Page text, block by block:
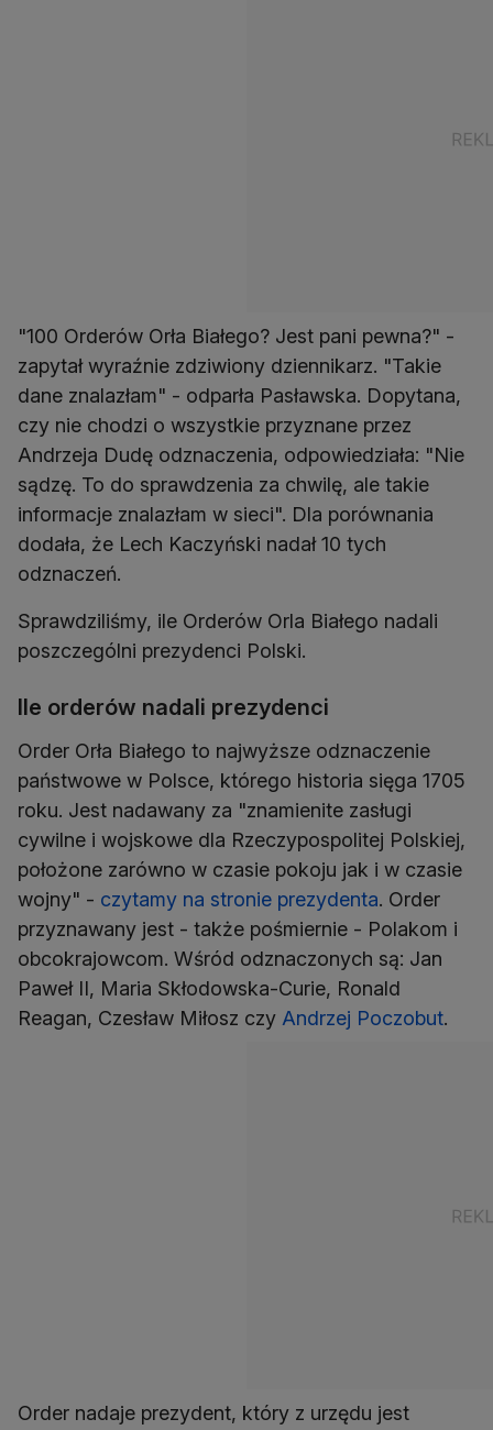
"100 Orderów Orła Białego? Jest pani pewna?" -
zapytał wyraźnie zdziwiony dziennikarz. "Takie
dane znalazłam" - odparła Pasławska. Dopytana,
czy nie chodzi o wszystkie przyznane przez
Andrzeja Dudę odznaczenia, odpowiedziała: "Nie
sądzę. To do sprawdzenia za chwilę, ale takie
informacje znalazłam w sieci". Dla porównania
dodała, że Lech Kaczyński nadał 10 tych
odznaczeń.
Sprawdziliśmy, ile Orderów Orla Białego nadali
poszczególni prezydenci Polski.
Ile orderów nadali prezydenci
Order Orła Białego to najwyższe odznaczenie
państwowe w Polsce, którego historia sięga 1705
roku. Jest nadawany za "znamienite zasługi
cywilne i wojskowe dla Rzeczypospolitej Polskiej,
położone zarówno w czasie pokoju jak i w czasie
wojny" - czytamy na stronie prezydenta. Order
przyznawany jest - także pośmiernie - Polakom i
obcokrajowcom. Wśród odznaczonych są: Jan
Paweł II, Maria Skłodowska-Curie, Ronald
Reagan, Czesław Miłosz czy Andrzej Poczobut.
Order nadaje prezydent, który z urzędu jest